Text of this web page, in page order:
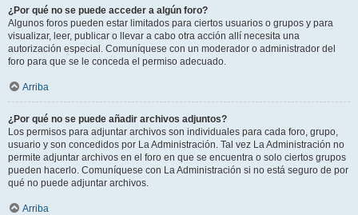
¿Por qué no se puede acceder a algún foro?
Algunos foros pueden estar limitados para ciertos usuarios o grupos y para
visualizar, leer, publicar o llevar a cabo otra acción allí necesita una
autorización especial. Comuníquese con un moderador o administrador del
foro para que se le conceda el permiso adecuado.
Arriba
¿Por qué no se puede añadir archivos adjuntos?
Los permisos para adjuntar archivos son individuales para cada foro, grupo,
usuario y son concedidos por La Administración. Tal vez La Administración no
permite adjuntar archivos en el foro en que se encuentra o solo ciertos grupos
pueden hacerlo. Comuníquese con La Administración si no está seguro de por
qué no puede adjuntar archivos.
Arriba